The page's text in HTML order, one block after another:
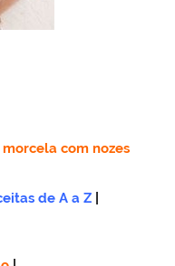
com nozes
de A a Z